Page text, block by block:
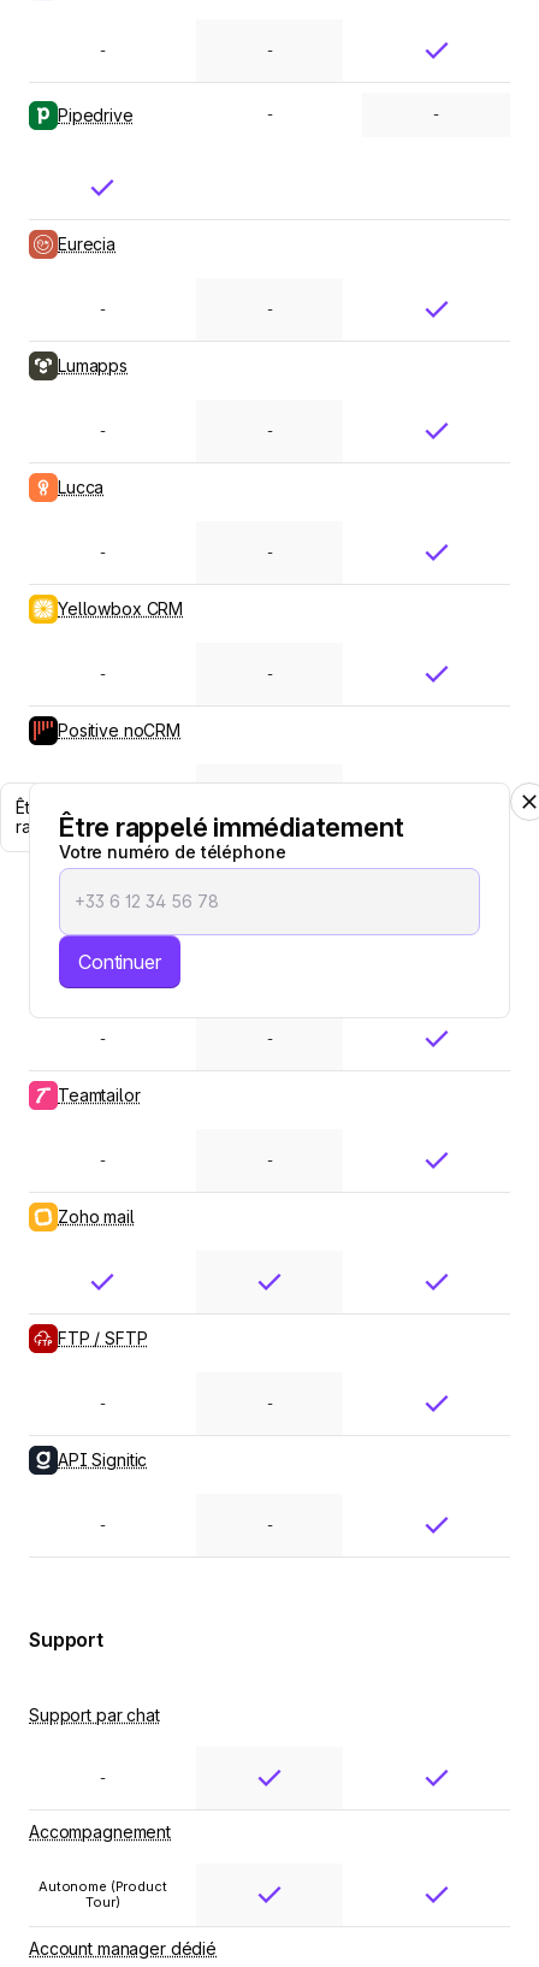
Être
rappeléÊtre rappelé immédiatement
Votre numéro de téléphone
Continuer
- -
Pipedrive - -
Eurecia
- -
Lumapps
- -
Lucca
- -
Yellowbox CRM
- -
Positive noCRM
Positive User
Front
- -
Teamtailor
- -
Zoho mail
FTP / SFTP
- -
API Signitic
- -
Support
Support par chat
-
Accompagnement
Autonome (Product
Tour)
Account manager dédié